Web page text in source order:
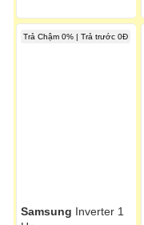
Trả Chậm 0% | Trả trước 0Đ
Samsung Inverter 1